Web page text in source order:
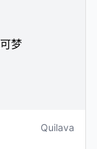
Quilava